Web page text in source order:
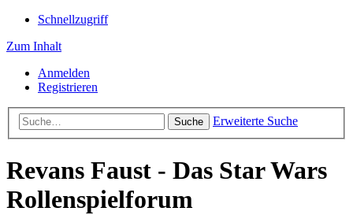
Schnellzugriff
Zum Inhalt
Anmelden
Registrieren
Suche Erweiterte Suche
Revans Faust - Das Star Wars
Rollenspielforum